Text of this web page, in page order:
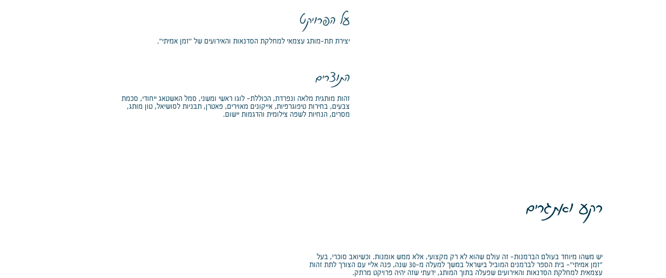
על הפרויקט
יצירת תת-מותג עצמאי למחלקת הסדנאות והאירועים של "זמן אמיתי".
התוצרים
זהות מותגית מלאה ונפרדת, הכוללת- לוגו ראשי ומשני, סמל האשטאג ייחודי, סכמת
צבעים, בחירות טיפוגרפיות, אייקונים מאוירים, פאטרן, תבניות לסושיאל, טון מותג,
מסרים, הנחיות לשפה צילומית והדגמות יישום.
רקע ואתגרים
יש משהו מיוחד בעולם הברמנות- זה עולם שהוא לא רק מקצועי, אלא ממש אומנות. וכשיואב סוכרי, בעל
"זמן אמיתי"- בית הספר לברמנים המוביל בישראל במשך למעלה מ-30 שנה, פנה אליי עם הצורך לתת זהות
עצמאית למחלקת הסדנאות והאירועים שפעלה בתוך המותג, ידעתי שזה יהיה פרויקט מרתק.